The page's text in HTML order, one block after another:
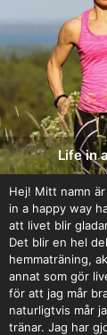
Life in
Hej! Mitt namn
in a happy way
att livet blir
Det blir en hel
hemmaträning,
annat som gör
för att jag mår
naturligtvis mår
tränar. Jag har